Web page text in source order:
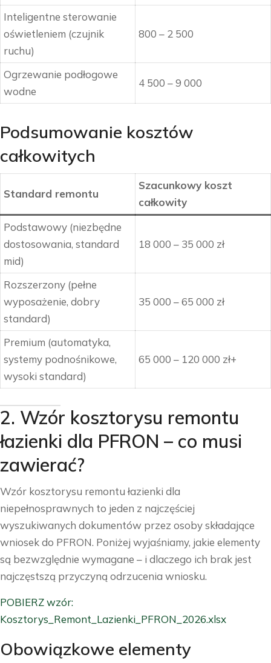
Inteligentne sterowanie
oświetleniem (czujnik
ruchu)
800 – 2 500
Ogrzewanie podłogowe
wodne
4 500 – 9 000
Podsumowanie kosztów
całkowitych
Standard remontu
Szacunkowy koszt
całkowity
Podstawowy (niezbędne
dostosowania, standard
mid)
18 000 – 35 000 zł
Rozszerzony (pełne
wyposażenie, dobry
standard)
35 000 – 65 000 zł
Premium (automatyka,
systemy podnośnikowe,
wysoki standard)
65 000 – 120 000 zł+
2. Wzór kosztorysu remontu
łazienki dla PFRON – co musi
zawierać?
Wzór kosztorysu remontu łazienki dla
niepełnosprawnych to jeden z najczęściej
wyszukiwanych dokumentów przez osoby składające
wniosek do PFRON. Poniżej wyjaśniamy, jakie elementy
są bezwzględnie wymagane – i dlaczego ich brak jest
najczęstszą przyczyną odrzucenia wniosku.
POBIERZ wzór:
Kosztorys_Remont_Lazienki_PFRON_2026.xlsx
Obowiązkowe elementy